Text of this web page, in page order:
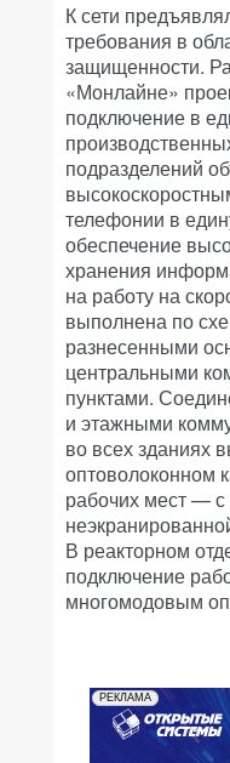
К сети
требования в
защищенности.
«Монлайне»
подключение в
подразделений
телефонии в
обеспечение
хранения
на работу на
выполнена по
разнесенными
центральными
пунктами.
и этажными
во всех зданиях
оптоволоконном
рабочих мест —
В реакторном
подключение
многомодовым
РЕКЛАМА